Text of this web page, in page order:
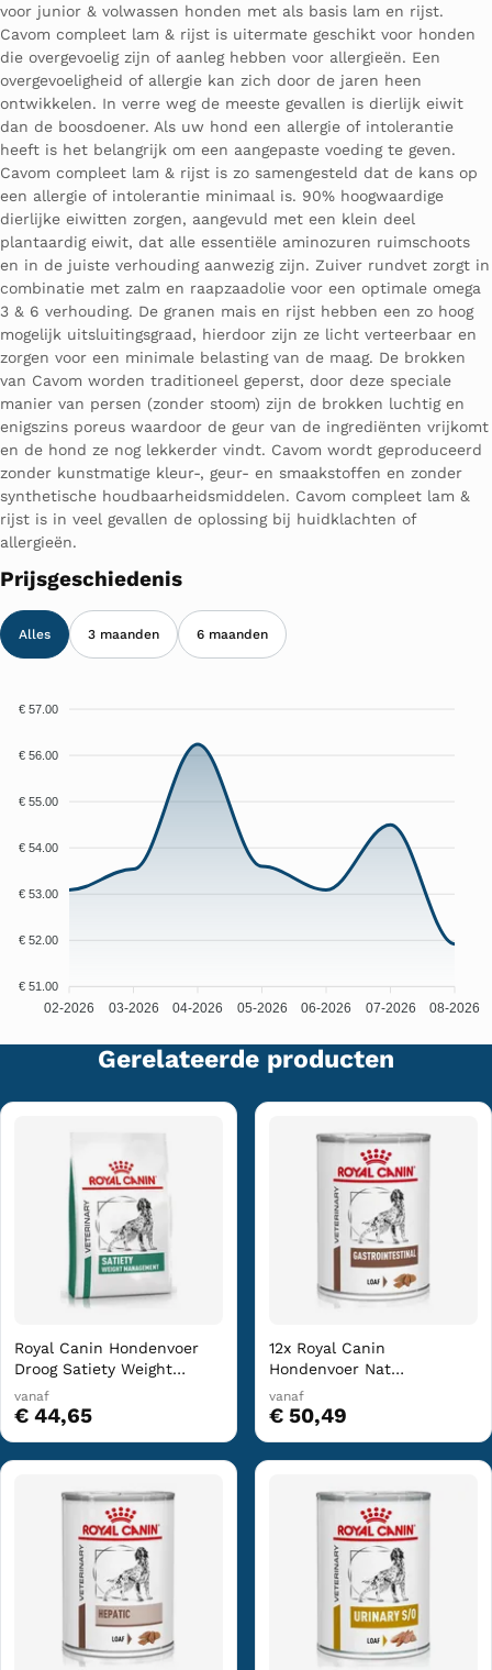
voor junior & volwassen honden met als basis lam en rijst.
Cavom compleet lam & rijst is uitermate geschikt voor honden
die overgevoelig zijn of aanleg hebben voor allergieën. Een
overgevoeligheid of allergie kan zich door de jaren heen
ontwikkelen. In verre weg de meeste gevallen is dierlijk eiwit
dan de boosdoener. Als uw hond een allergie of intolerantie
heeft is het belangrijk om een aangepaste voeding te geven.
Cavom compleet lam & rijst is zo samengesteld dat de kans op
een allergie of intolerantie minimaal is. 90% hoogwaardige
dierlijke eiwitten zorgen, aangevuld met een klein deel
plantaardig eiwit, dat alle essentiële aminozuren ruimschoots
en in de juiste verhouding aanwezig zijn. Zuiver rundvet zorgt in
combinatie met zalm en raapzaadolie voor een optimale omega
3 & 6 verhouding. De granen mais en rijst hebben een zo hoog
mogelijk uitsluitingsgraad, hierdoor zijn ze licht verteerbaar en
zorgen voor een minimale belasting van de maag. De brokken
van Cavom worden traditioneel geperst, door deze speciale
manier van persen (zonder stoom) zijn de brokken luchtig en
enigszins poreus waardoor de geur van de ingrediënten vrijkomt
en de hond ze nog lekkerder vindt. Cavom wordt geproduceerd
zonder kunstmatige kleur-, geur- en smaakstoffen en zonder
synthetische houdbaarheidsmiddelen. Cavom compleet lam &
rijst is in veel gevallen de oplossing bij huidklachten of
allergieën.
Prijsgeschiedenis
Alles 3 maanden 6 maanden
€ 57.00
€ 56.00
€ 55.00
€ 54.00
€ 53.00
€ 52.00
€ 51.00
02-2026 03-2026 04-2026 05-2026 06-2026 07-2026 08-2026
Gerelateerde producten
Royal Canin Hondenvoer
Droog Satiety Weight
Management 6 kg
vanaf
€ 44,65
12x Royal Canin
Hondenvoer Nat
Gastrointestinal 400 gr
vanaf
€ 50,49